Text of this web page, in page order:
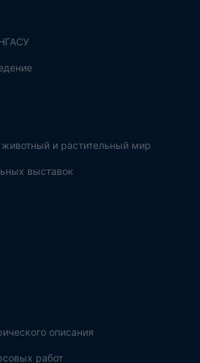
и растительный мир
выставок
описания
работ